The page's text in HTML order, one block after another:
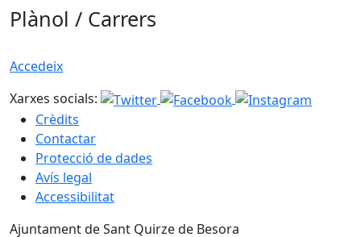
Plànol / Carrers
Accedeix
Xarxes socials:
Crèdits
Contactar
Protecció de dades
Avís legal
Accessibilitat
Ajuntament de Sant Quirze de Besora